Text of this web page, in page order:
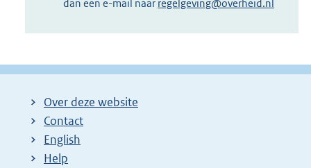
dan een e-mail naar regelgeving@overheid.nl
Over deze website
Contact
English
Help